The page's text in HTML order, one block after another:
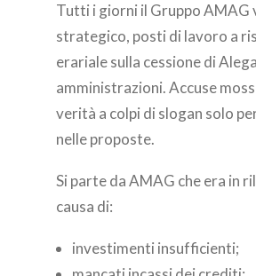
Tutti i giorni il Gruppo AMAG
strategico, posti di lavoro a
erariale sulla cessione di
amministrazioni. Accuse
verità a colpi di slogan solo
nelle proposte.
Si parte da AMAG che era in
causa di:
investimenti insufficienti;